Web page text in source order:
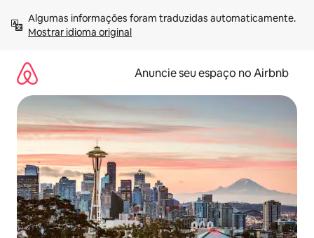
para
Mostrar idioma original
Anuncie seu espaço no Airbnb